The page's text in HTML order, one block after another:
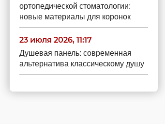
ортопедической стоматологии:
новые материалы для коронок
23 июля 2026, 11:17
Душевая панель: современная
альтернатива классическому душу